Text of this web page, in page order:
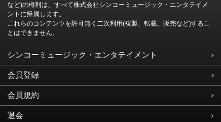
など)の権利は、すべて株式会社シンコーミュージック・エンタテイメ
ントに帰属します。
これらのコンテンツを許可無く二次利用(複製、転載、販売など)するこ
とはできません。
シンコーミュージック・エンタテイメント
会員登録
会員規約
退会